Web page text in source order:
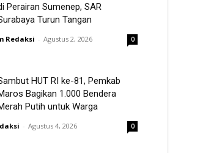
Perairan Sumenep, SAR
Turun Tangan
Redaksi - Agustus 2, 2026 0
HUT RI ke-81, Pemkab
Bagikan 1.000 Bendera
Putih untuk Warga
- Agustus 4, 2026 0